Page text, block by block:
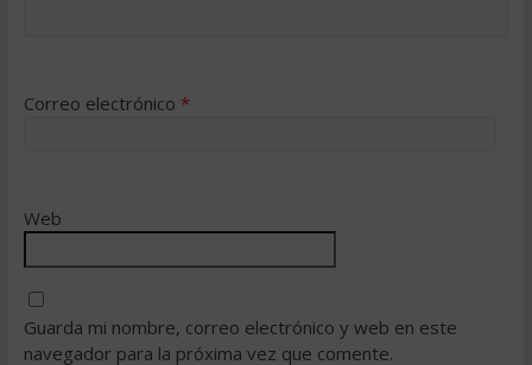
Correo electrónico *
Web
Guarda mi nombre, correo electrónico y web en este
navegador para la próxima vez que comente.